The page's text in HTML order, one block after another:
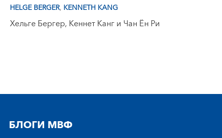
HELGE BERGER, KENNETH KANG
Хельге Бергер, Кеннет Канг и Чан Ён Ри
БЛОГИ МВФ